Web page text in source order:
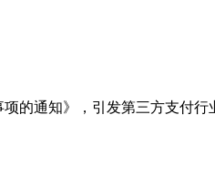
的通知》，引发第三方支付行